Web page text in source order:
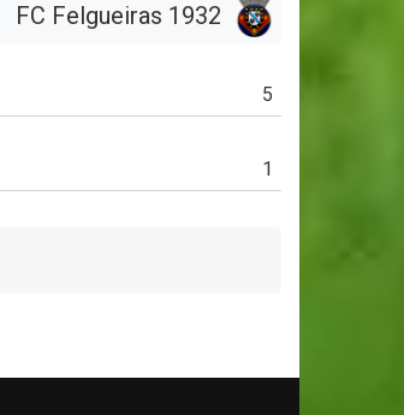
FC Felgueiras 1932
5
1